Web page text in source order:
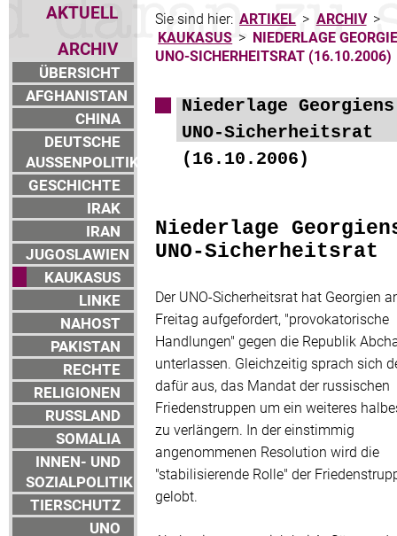
AKTUELL
ARCHIV
ÜBERSICHT
AFGHANISTAN
CHINA
DEUTSCHE
AUSSENPOLITIK
GESCHICHTE
IRAK
IRAN
JUGOSLAWIEN
KAUKASUS
LINKE
NAHOST
PAKISTAN
RECHTE
RELIGIONEN
RUSSLAND
SOMALIA
INNEN- UND
SOZIALPOLITIK
TIERSCHUTZ
UNO
Sie sind hier: ARTIKEL > ARCHIV >
KAUKASUS > NIEDERLAGE
UNO-SICHERHEITSRAT (16.10.2006)
Niederlage
UNO-Sicherheitsrat
(16.10.2006)
Niederlage
UNO-Sicherheitsrat
Der UNO-Sicherheitsrat hat Georgien
Freitag aufgefordert, "provokatorische
Handlungen" gegen die Republik
unterlassen. Gleichzeitig sprach sich
dafür aus, das Mandat der russischen
Friedenstruppen um ein weiteres
zu verlängern. In der einstimmig
angenommenen Resolution wird die
"stabilisierende Rolle" der
gelobt.